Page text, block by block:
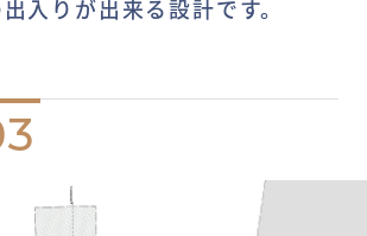
入りが出来る設計です。